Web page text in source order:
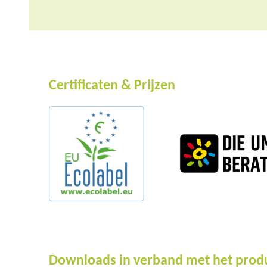
Certificaten & Prijzen
Downloads in verband met het